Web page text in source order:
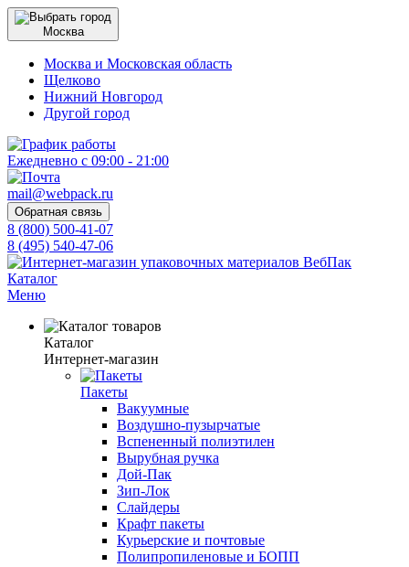
Москва
Москва и Московская область
Щелково
Нижний Новгород
Другой город
Ежедневно с 09:00 - 21:00
mail@webpack.ru
Обратная связь
8 (800) 500-41-07
8 (495) 540-47-06
Каталог
Меню
Каталог
Интернет-магазин
Пакеты
Вакуумные
Воздушно-пузырчатые
Вспененный полиэтилен
Вырубная ручка
Дой-Пак
Зип-Лок
Слайдеры
Крафт пакеты
Курьерские и почтовые
Полипропиленовые и БОПП